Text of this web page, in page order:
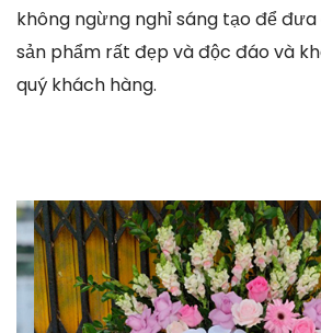
không ngừng nghỉ sáng tạo để
sản phẩm rất đẹp và độc đáo và
quý khách hàng.